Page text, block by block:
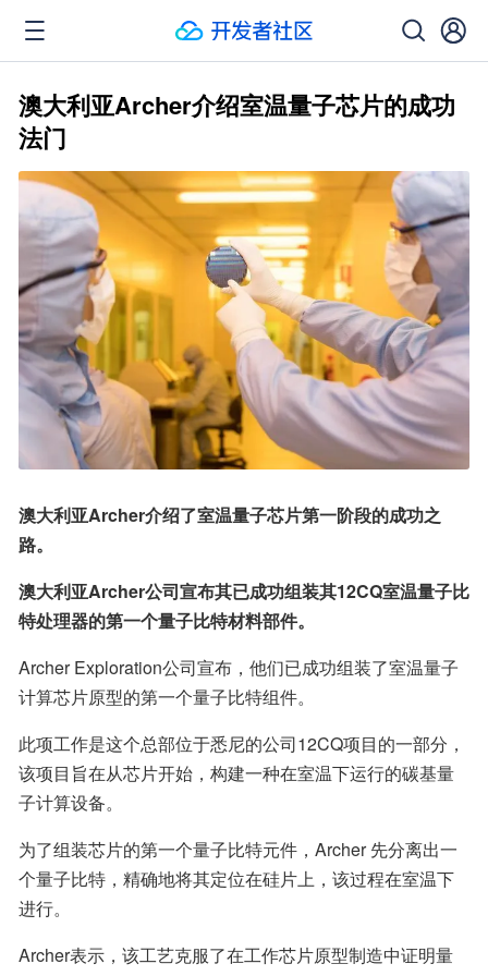
澳大利亚Archer介绍室温量子芯片的成功
法门
澳大利亚Archer介绍了室温量子芯片第一阶段的成功之
路。
澳大利亚Archer公司宣布其已成功组装其12CQ室温量子比
特处理器的第一个量子比特材料部件。
Archer Exploration公司宣布，他们已成功组装了室温量子
计算芯片原型的第一个量子比特组件。
此项工作是这个总部位于悉尼的公司12CQ项目的一部分，
该项目旨在从芯片开始，构建一种在室温下运行的碳基量
子计算设备。
为了组装芯片的第一个量子比特元件，Archer 先分离出一
个量子比特，精确地将其定位在硅片上，该过程在室温下
进行。
Archer表示，该工艺克服了在工作芯片原型制造中证明量